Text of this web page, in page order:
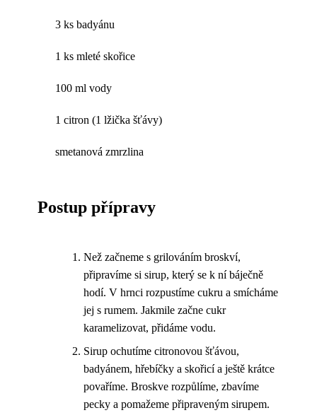
3 ks badyánu
1 ks mleté skořice
100 ml vody
1 citron (1 lžička šťávy)
smetanová zmrzlina
Postup přípravy
Než začneme s grilováním broskví,
připravíme si sirup, který se k ní báječně
hodí. V hrnci rozpustíme cukru a smícháme
jej s rumem. Jakmile začne cukr
karamelizovat, přidáme vodu.
Sirup ochutíme citronovou šťávou,
badyánem, hřebíčky a skořicí a ještě krátce
povaříme. Broskve rozpůlíme, zbavíme
pecky a pomažeme připraveným sirupem.